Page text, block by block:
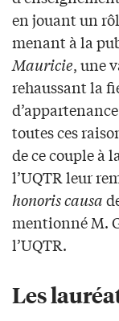
en jouant un
menant à la
Mauricie, une
rehaussant la
toutes ces
de ce couple à
l’UQTR leur
honoris causa
mentionné M.
l’UQTR.
Les